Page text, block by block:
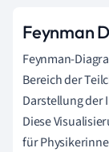
Feynman
Feynman-
Bereich der
Darstellung der
Diese
für